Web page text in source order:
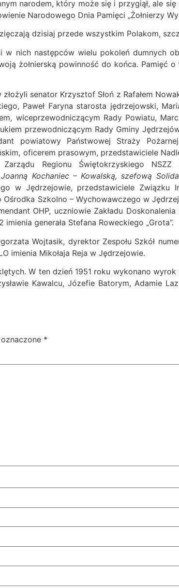
narodem, który może się i przygiął, ale się
Narodowego Dnia Pamięci „Żołnierzy
dzisiaj przede wszystkim Polakom,
nich następców wielu pokoleń dumnych
żołnierską powinność do końca. Pamięć
senator Krzysztof Słoń z Rafałem
Paweł Faryna starosta jędrzejowski,
wiceprzewodniczącym Rady Powiatu,
przewodniczącym Rady Gminy
powiatowy Państwowej Straży
oficerem prasowym, przedstawiciele
Regionu Świętokrzyskiego
Kochaniec – Kowalską, szefową
w Jędrzejowie, przedstawiciele Związku
Szkolno – Wychowawczego w
OHP, uczniowie Zakładu
generała Stefana Roweckiego „Grota”.
Wojtasik, dyrektor Zespołu Szkół
imienia Mikołaja Reja w Jędrzejowie.
W ten dzień 1951 roku wykonano
Kawalcu, Józefie Batorym, Adamie
*